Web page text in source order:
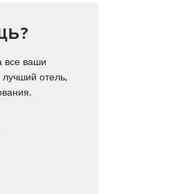
все ваши
отель,